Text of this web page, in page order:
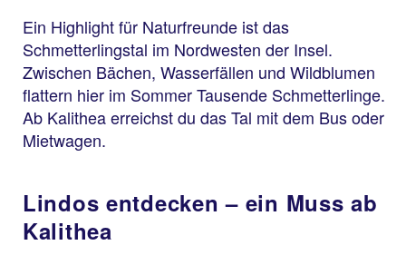
Ein Highlight für Naturfreunde ist das
Schmetterlingstal im Nordwesten der Insel.
Zwischen Bächen, Wasserfällen und Wildblumen
flattern hier im Sommer Tausende Schmetterlinge.
Ab Kalithea erreichst du das Tal mit dem Bus oder
Mietwagen.
Lindos entdecken – ein Muss ab
Kalithea